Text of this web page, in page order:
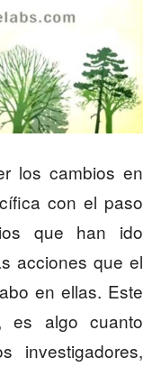
los cambios en
con el paso
que han ido
acciones que el
en ellas. Este
es algo cuanto
investigadores,